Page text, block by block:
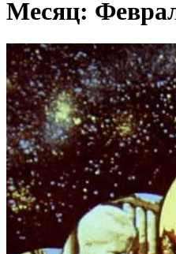
Месяц: